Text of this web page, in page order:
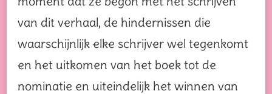
van dit verhaal, de hindernissen die
waarschijnlijk elke schrijver wel tegenkomt
en het uitkomen van het boek tot de
nominatie en uiteindelijk het winnen van